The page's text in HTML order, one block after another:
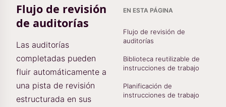
Flujo de revisión
de auditorías
Las auditorías
completadas pueden
fluir automáticamente a
una pista de revisión
estructurada en sus
EN ESTA PÁGINA
Flujo de revisión de
auditorías
Biblioteca reutilizable de
instrucciones de trabajo
Planificación de
instrucciones de trabajo